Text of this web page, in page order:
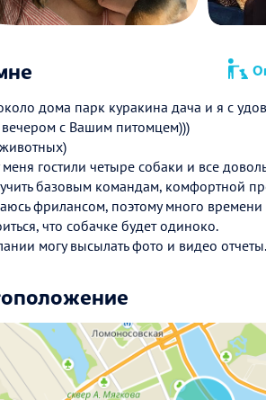
дома парк куракина дача и я с
с Вашим питомцем)))
меня гостили четыре собаки и все
базовым командам, комфортной
фрилансом, поэтому много
что собачке будет одиноко.
могу высылать фото и видео отчеты.